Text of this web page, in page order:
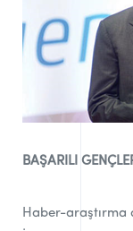
BAŞARILI
Haber-araştırma